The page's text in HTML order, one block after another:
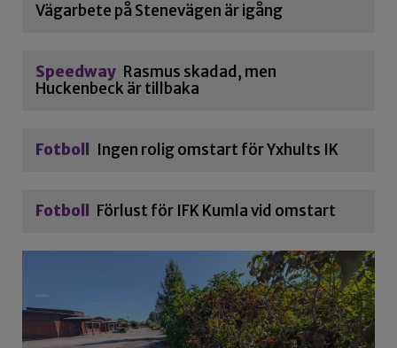
Vägarbete på Stenevägen är igång
Speedway Rasmus skadad, men
Huckenbeck är tillbaka
Fotboll Ingen rolig omstart för Yxhults IK
Fotboll Förlust för IFK Kumla vid omstart